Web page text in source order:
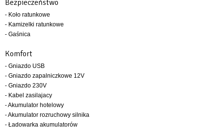
Bezpieczeństwo
- Koło ratunkowe
- Kamizelki ratunkowe
- Gaśnica
Komfort
- Gniazdo USB
- Gniazdo zapalniczkowe 12V
- Gniazdo 230V
- Kabel zasilajacy
- Akumulator hotelowy
- Akumulator rozruchowy silnika
- Ładowarka akumulatorów